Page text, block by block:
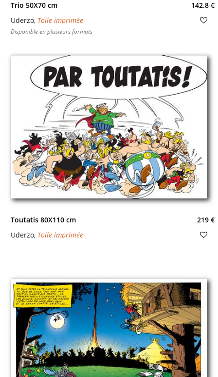
Trio 50X70 cm
142.8 €
Uderzo, Toile imprimée
Disponible en plusieurs formats
Toutatis 80X110 cm
219 €
Uderzo, Toile imprimée